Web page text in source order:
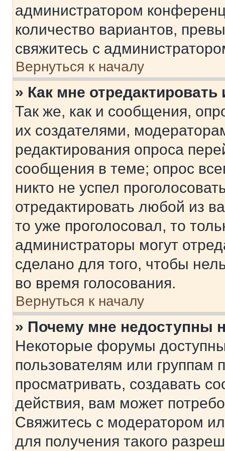
администратором
количество вариантов,
свяжитесь с
Вернуться к началу
» Как мне
Так же, как и сообщения,
их создателями,
редактирования опроса
сообщения в теме; опрос
никто не успел
отредактировать любой из
то уже проголосовал, то
администраторы могут
сделано для того, чтобы
во время голосования.
Вернуться к началу
» Почему мне недоступны
Некоторые форумы
пользователям или группам
просматривать, создавать
действия, вам может
Свяжитесь с модератором
для получения такого